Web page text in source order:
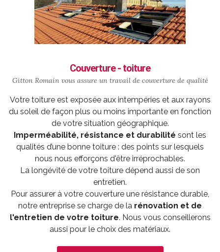
Couverture - toiture
Gitton Romain vous assure un travail de couverture de qualité
Votre toiture est exposée aux intempéries et aux rayons
du soleil de façon plus ou moins importante en fonction
de votre situation géographique.
Imperméabilité, résistance et durabilité sont les
qualités d’une bonne toiture : des points sur lesquels
nous nous efforçons d'être irréprochables.
La longévité de votre toiture dépend aussi de son
entretien.
Pour assurer à votre couverture une résistance durable,
notre entreprise se charge de la rénovation et de
l'entretien de votre toiture. Nous vous conseillerons
aussi pour le choix des matériaux.